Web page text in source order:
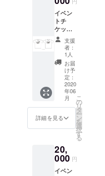
です。
をして
いただ
く際に
『上乗
せ支
援』を
するこ
とがで
きま
す。 宜
しけれ
ば、リ
ターン
の額に
上乗せ
すと大
変あり
です。
カーは
現在制
作中 ※
写真は
イメー
ジです
S/M/L/X
Lの展開
支援時
にご希
望の品
のサイ
ズを備
考欄に
ご記載
しの際
はご本
人様確
認をさ
イベン
トチ
ケット
4枚 オ
リジナ
ルTシャ
ツ 1枚
ステッ
カー 1
ケット
使用で
入場料
のみ提
供 ご本
人様以
使用可
能 有
効期限:
営業開
支援
者：
1人
お届
け予
定：
2020
年06
月
詳細を見る
こ
の
リ
タ
ー
ン
を
選
択
す
る
20,
000 円
イベン